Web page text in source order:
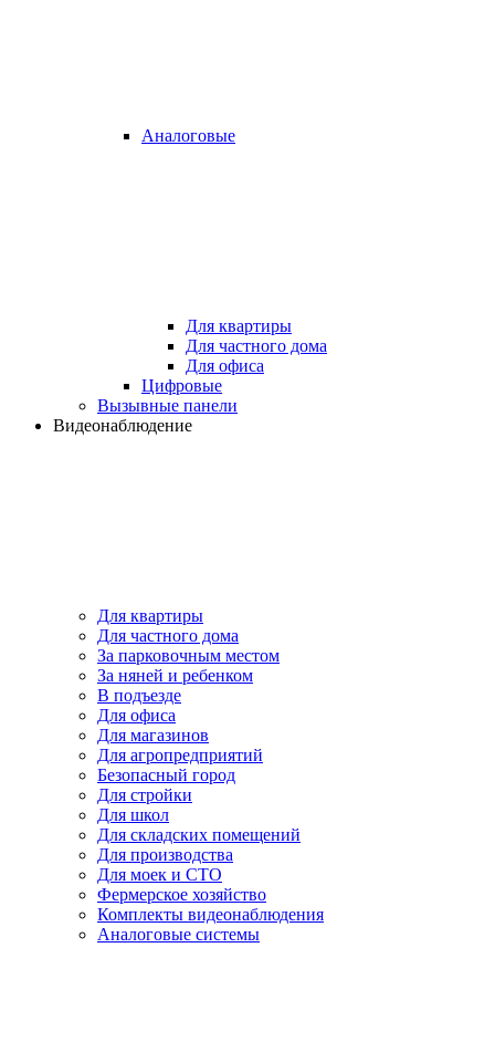
Аналоговые
Для квартиры
Для частного дома
Для офиса
Цифровые
Вызывные панели
Видеонаблюдение
Для квартиры
Для частного дома
За парковочным местом
За няней и ребенком
В подъезде
Для офиса
Для магазинов
Для агропредприятий
Безопасный город
Для стройки
Для школ
Для складских помещений
Для производства
Для моек и СТО
Фермерское хозяйство
Комплекты видеонаблюдения
Аналоговые системы